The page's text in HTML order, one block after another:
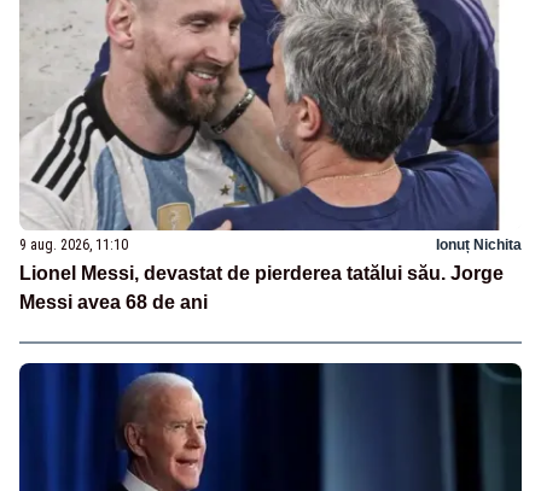
9 aug. 2026, 11:10 Ionuț Nichita
Lionel Messi, devastat de pierderea tatălui său. Jorge
Messi avea 68 de ani